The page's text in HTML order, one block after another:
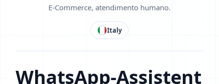
E‑Commerce, atendimento humano.
Italy
WhatsApp-Assistent